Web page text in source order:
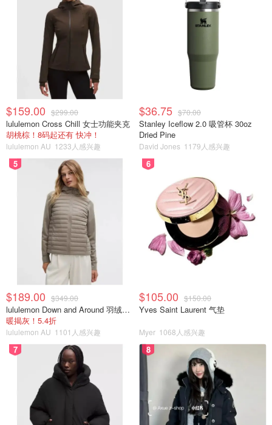
你有我有全都有哇
☀️姐弟装彩虹挑战今天到黄色啦！其他他俩黄色衣服也
不少，但是总觉得不是不是一个色系的黄。昨天终于收
到了Hanna家的包裹，两件亮黄色T恤非常显眼，昨晚洗
了今天就立刻穿上拍照啦！
☀️黄色看起来特别阳光，亮丽活泼，非常适合小朋友
穿。这两件黄色同一色系，但是竟然质量不太一样，姐
姐那件是比较薄一点的棉，也更凉快一点，弟弟的是比
较厚比较密的那种。弟弟很喜欢衣服上可以翻起来的部
分，玩的不亦乐乎。蓝黄配和灰黄配我都很喜欢。弟弟
100码，姐姐130码。
☀️每次在窗帘拍照弟弟都要玩peekaboo，也真的是很难
抓拍了，今天拍了好几十张选出来这几张，最后在来一
张姐姐的今日练琴日常，喜欢大家喜欢哦～💕
$159.00 $299.00
lululemon Cross Chill 女士功能夹克
胡桃棕！8码起还有 快冲！
lululemon AU 1233人感兴趣
$36.75 $70.00
Stanley Iceflow 2.0 吸管杯 30oz
Dried Pine
David Jones 1179人感兴趣
5
$189.00 $349.00
lululemon Down and Around 羽绒夹克
暖揭灰！5.4折
lululemon AU 1101人感兴趣
6
$105.00 $150.00
Yves Saint Laurent 气垫
Myer 1068人感兴趣
7 8